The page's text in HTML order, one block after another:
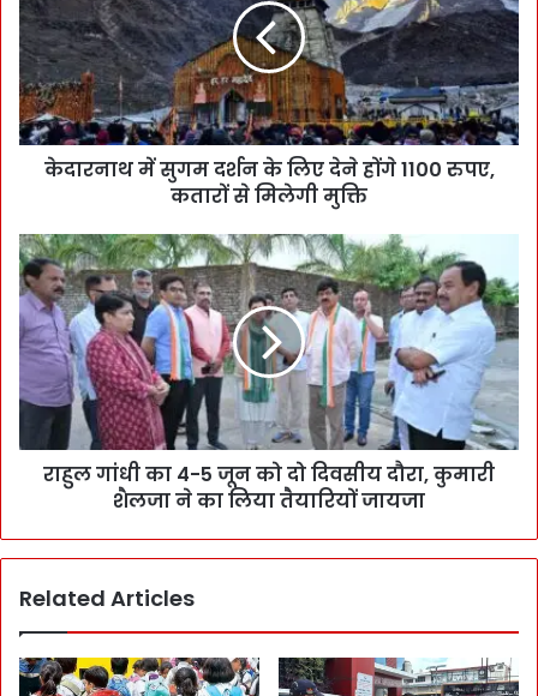
केदारनाथ में सुगम दर्शन के लिए देने होंगे 1100 रुपए,
कतारों से मिलेगी मुक्ति
राहुल गांधी का 4-5 जून को दो दिवसीय दौरा, कुमारी
शैलजा ने का लिया तैयारियों जायजा
Related Articles